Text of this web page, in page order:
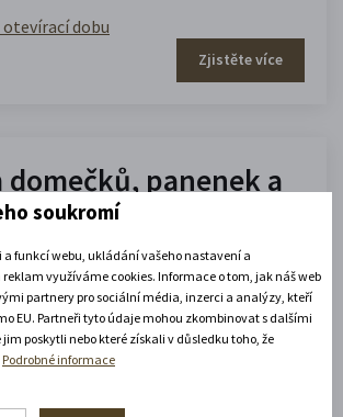
dobu
Zjistěte více
domečků, panenek a
do 31. 8. 2026)
dobu
soukromí
funkcí webu, ukládání vašeho nastavení a
využíváme cookies. Informace o tom, jak náš web
partnery pro sociální média, inzerci a analýzy, kteří
EU. Partneři tyto údaje mohou zkombinovat s dalšími
poskytli nebo které získali v důsledku toho, že
Podrobné informace